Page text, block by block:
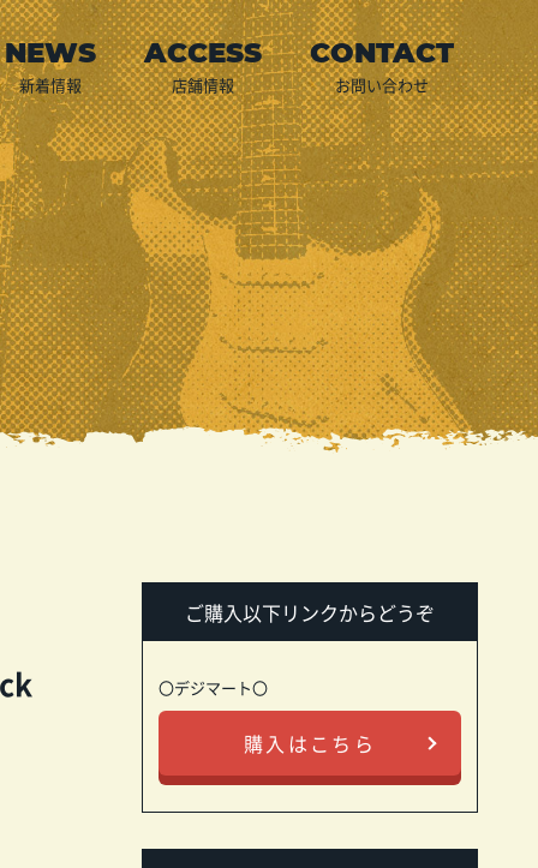
新着情報 店舗情報 お問い合わせ
ご購入以下リンクからどうぞ
〇デジマート〇
購入はこちら